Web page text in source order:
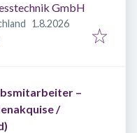
GmbH
Veröffentlicht
1.8.2026
–
/